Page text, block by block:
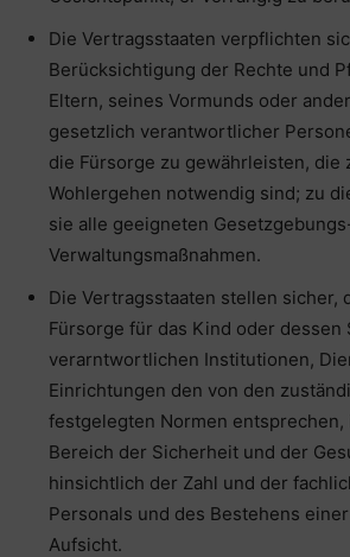
Die Vertragsstaaten verpflichten
Berücksichtigung der Rechte und
Eltern, seines Vormunds oder
gesetzlich verantwortlicher
die Fürsorge zu gewährleisten, die
Wohlergehen notwendig sind; zu
sie alle geeigneten
Verwaltungsmaßnahmen.
Die Vertragsstaaten stellen sicher,
Fürsorge für das Kind oder dessen
verarntwortlichen Institutionen,
Einrichtungen den von den
festgelegten Normen entsprechen,
Bereich der Sicherheit und der
hinsichtlich der Zahl und der
Personals und des Bestehens
Aufsicht.